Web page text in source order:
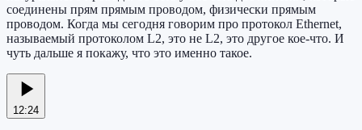
соединены прям прямым проводом, физически прямым
проводом. Когда мы сегодня говорим про протокол Ethernet,
называемый протоколом L2, это не L2, это другое кое-что. И
чуть дальше я покажу, что это именно такое.
12:24